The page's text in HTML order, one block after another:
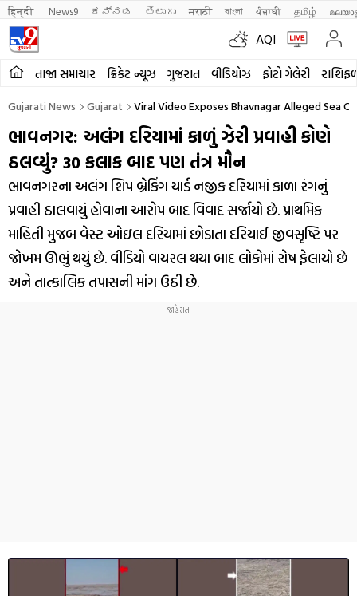
हिन्दी News9 ಕನ್ನಡ తెలుగు मराठी বাংলা ਪੰਜਾਬੀ தமிழ்
AQI
તાજા સમાચાર ક્રિકેટ ન્યૂઝ ગુજરાત વીડિયોઝ ફોટો ગેલેરી
Gujarati News Gujarat Viral Video Exposes Bhavnagar Alleged Sea
ભાવનગર: અલંગ દરિયામાં કાળું ઝેરી પ્રવાહી કોણે
ઠલવ્યું? 30 કલાક બાદ પણ તંત્ર મૌન
ભાવનગરના અલંગ શિપ બ્રેકિંગ યાર્ડ નજીક દરિયામાં કાળા રંગનું
પ્રવાહી ઠાલવાયું હોવાના આરોપ બાદ વિવાદ સર્જાયો છે. પ્રાથમિક
માહિતી મુજબ વેસ્ટ ઓઇલ દરિયામાં છોડાતા દરિયાઈ જીવસૃષ્ટિ પર
જોખમ ઊભું થયું છે. વીડિયો વાયરલ થયા બાદ લોકોમાં રોષ ફેલાયો છે
અને તાત્કાલિક તપાસની માંગ ઉઠી છે.